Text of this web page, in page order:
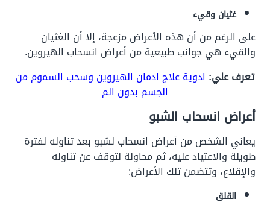
غثيان وقيء
على الرغم من أن هذه الأعراض مزعجة، إلا أن الغثيان
والقيء هي جوانب طبيعية من أعراض انسحاب الهيروين.
تعرف علي: ادوية علاج ادمان الهيروين وسحب السموم من
الجسم بدون الم
أعراض انسحاب الشبو
يعاني الشخص من أعراض انسحاب لشبو بعد تناوله لفترة
طويلة والاعتياد عليه، ثم محاولة لتوقف عن تناوله
والإقلاع، وتتضمن تلك الأعراض:
القلق